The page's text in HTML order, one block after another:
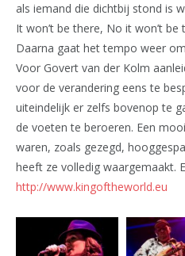
als iemand die dichtbij stond is
It won’t be there, No it won’t be
Daarna gaat het tempo weer
Voor Govert van der Kolm
voor de verandering eens te
uiteindelijk er zelfs bovenop te
de voeten te beroeren. Een
waren, zoals gezegd,
heeft ze volledig waargemaakt.
http://www.kingoftheworld.eu